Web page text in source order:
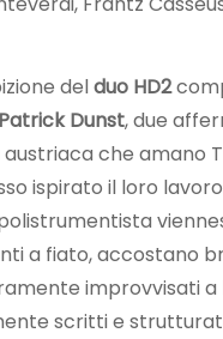
delduo HD2
Patrick Dunst, due
che amano
ispirato il loro
a fiato, accostano
improvvisati a
scritti e